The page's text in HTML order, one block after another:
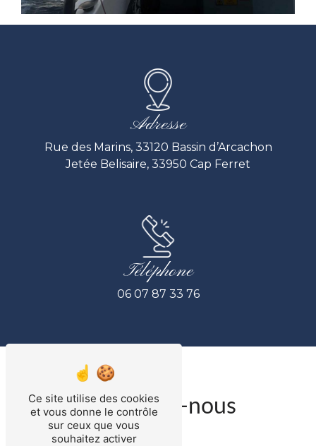
Adresse
Rue des Marins, 33120 Bassin d’Arcachon
Jetée Belisaire, 33950 Cap Ferret
Téléphone
06 07 87 33 76
Contactez-nous
Ce site utilise des cookies
et vous donne le contrôle
sur ceux que vous
souhaitez activer